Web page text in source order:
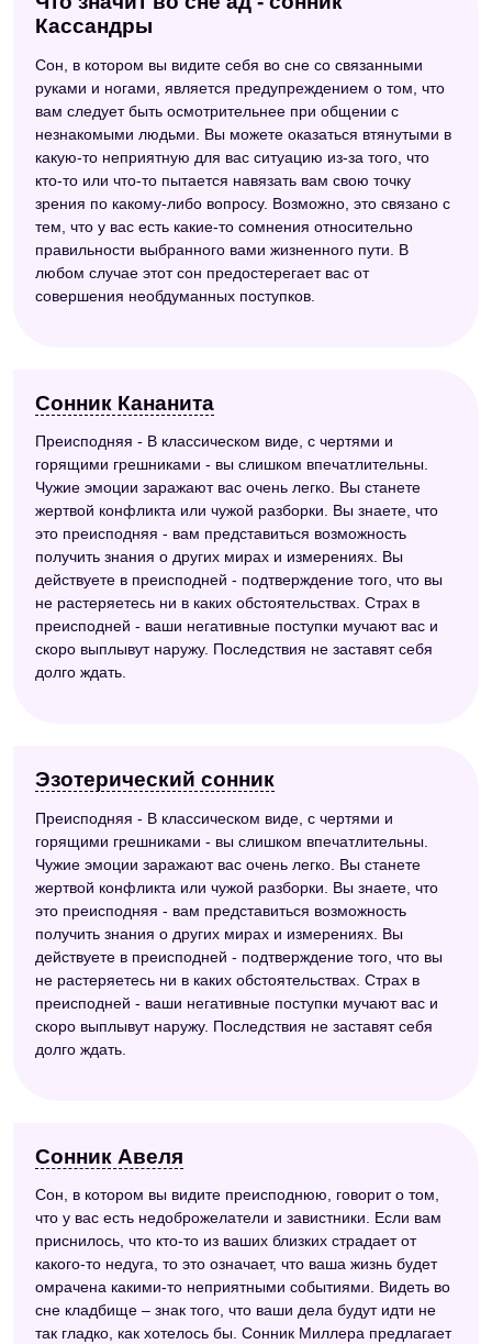
Кассандры
Сон, в котором вы видите себя во сне со связанными
руками и ногами, является предупреждением о том, что
вам следует быть осмотрительнее при общении с
незнакомыми людьми. Вы можете оказаться втянутыми в
какую-то неприятную для вас ситуацию из-за того, что
кто-то или что-то пытается навязать вам свою точку
зрения по какому-либо вопросу. Возможно, это связано с
тем, что у вас есть какие-то сомнения относительно
правильности выбранного вами жизненного пути. В
любом случае этот сон предостерегает вас от
совершения необдуманных поступков.
Сонник Кананита
Преисподняя - В классическом виде, с чертями и
горящими грешниками - вы слишком впечатлительны.
Чужие эмоции заражают вас очень легко. Вы станете
жертвой конфликта или чужой разборки. Вы знаете, что
это преисподняя - вам представиться возможность
получить знания о других мирах и измерениях. Вы
действуете в преисподней - подтверждение того, что вы
не растеряетесь ни в каких обстоятельствах. Страх в
преисподней - ваши негативные поступки мучают вас и
скоро выплывут наружу. Последствия не заставят себя
долго ждать.
Эзотерический сонник
Преисподняя - В классическом виде, с чертями и
горящими грешниками - вы слишком впечатлительны.
Чужие эмоции заражают вас очень легко. Вы станете
жертвой конфликта или чужой разборки. Вы знаете, что
это преисподняя - вам представиться возможность
получить знания о других мирах и измерениях. Вы
действуете в преисподней - подтверждение того, что вы
не растеряетесь ни в каких обстоятельствах. Страх в
преисподней - ваши негативные поступки мучают вас и
скоро выплывут наружу. Последствия не заставят себя
долго ждать.
Сонник Авеля
Сон, в котором вы видите преисподнюю, говорит о том,
что у вас есть недоброжелатели и завистники. Если вам
приснилось, что кто-то из ваших близких страдает от
какого-то недуга, то это означает, что ваша жизнь будет
омрачена какими-то неприятными событиями. Видеть во
сне кладбище – знак того, что ваши дела будут идти не
так гладко, как хотелось бы. Сонник Миллера предлагает